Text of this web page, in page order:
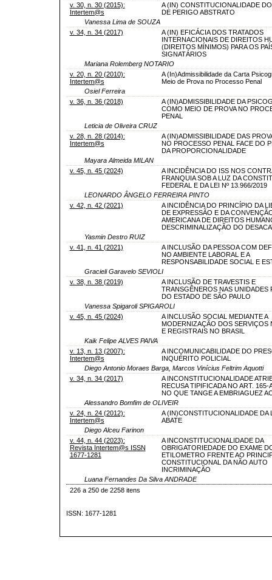
v. 30, n. 30 (2015):
Intertem@s
A (IN) CONSTITUCIONALIDADE
DE PERIGO ABSTRATO
Vanessa Lima de SOUZA
v. 34, n. 34 (2017)
A (IN) EFICÁCIA DOS TRATADOS
INTERNACIONAIS DE DIREITOS
(DIREITOS MÍNIMOS) PARA OS
SIGNATÁRIOS
Mariana Rolemberg NOTARIO
v. 20, n. 20 (2010):
Intertem@s
A (In)Admissibilidade da Carta
Meio de Prova no Processo Penal
Osiel Ferreira
v. 36, n. 36 (2018)
A (IN)ADMISSIBILIDADE DA
COMO MEIO DE PROVA NO
PENAL
Leticia de Oliveira CRUZ
v. 28, n. 28 (2014):
Intertem@s
A (IN)ADMISSIBILIDADE DAS
NO PROCESSO PENAL FACE DO
DA PROPORCIONALIDADE
Mayara Almeida MILAN
v. 45, n. 45 (2024)
A INCIDÊNCIA DO ISS NOS
FRANQUIA SOB A LUZ DA
FEDERAL E DA LEI Nº 13.966/2019
LEONARDO ÂNGELO FERREIRA PINTO
v. 42, n. 42 (2021)
A INCIDÊNCIA DO PRINCÍPIO DA
DE EXPRESSÃO E DA
AMERICANA DE DIREITOS
DESCRIMINALIZAÇÃO DO
Yasmin Destro RUIZ
v. 41, n. 41 (2021)
A INCLUSÃO DA PESSOA COM
NO AMBIENTE LABORAL E A
RESPONSABILIDADE SOCIAL E
Gracieli Garavelo SEVIOLI
v. 38, n. 38 (2019)
A INCLUSÃO DE TRAVESTIS E
TRANSGÊNEROS NAS UNIDADES
DO ESTADO DE SÃO PAULO
Vanessa Spigaroli SPIGAROLI
v. 45, n. 45 (2024)
A INCLUSÃO SOCIAL MEDIANTE A
MODERNIZAÇÃO DOS SERVIÇOS
E REGISTRAIS NO BRASIL
Kaik Felipe ALVES PAIVA
v. 13, n. 13 (2007):
Intertem@s
A INCOMUNICABILIDADE DO
INQUÉRITO POLICIAL
Diego Antonio Moraes Barga, Marcos Vinícius Feltrim Aquotti
v. 34, n. 34 (2017)
A INCONSTITUCIONALIDADE
RECUSA TIPIFICADA NO ART. 165-
NO QUE TANGE A EMBRIAGUEZ
Alessandro Bomfim de OLIVEIR
v. 24, n. 24 (2012):
Intertem@s
A (IN)CONSTITUCIONALIDADE DA
ABATE
Diego Alceu Farinon
v. 44, n. 44 (2023):
Revista Intertem@s ISSN
1677-1281
A INCONSTITUCIONALIDADE DA
OBRIGATORIEDADE DO EXAME
ETILOMETRO FRENTE AO
CONSTITUCIONAL DA NÃO AUTO
INCRIMINAÇÃO
Luana Fernandes Da Silva ANDRADE
226 a 250 de 2258 itens
ISSN: 1677-1281